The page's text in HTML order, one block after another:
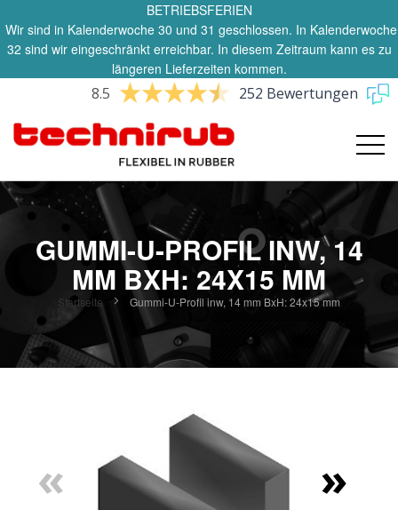
BETRIEBSFERIEN
Wir sind in Kalenderwoche 30 und 31 geschlossen. In Kalenderwoche
32 sind wir eingeschränkt erreichbar. In diesem Zeitraum kann es zu
längeren Lieferzeiten kommen.
8.5 252 Bewertungen
GUMMI-U-PROFIL INW, 14
MM BXH: 24X15 MM
Startseite Gummi-U-Profil inw, 14 mm BxH: 24x15 mm
springen
« »